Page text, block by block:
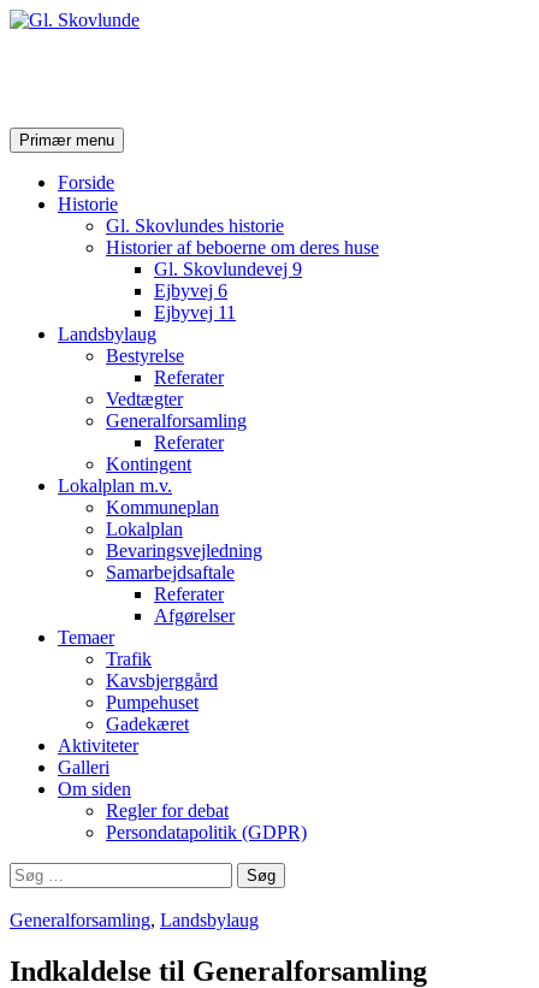
SøgPrimær menu Hop
til
Forside
Historie
Gl. Skovlundes historie
Historier af beboerne om deres huse
Gl. Skovlundevej 9
Ejbyvej 6
Ejbyvej 11
Landsbylaug
Bestyrelse
Referater
Vedtægter
Generalforsamling
Referater
Kontingent
Lokalplan m.v.
Kommuneplan
Lokalplan
Bevaringsvejledning
Samarbejdsaftale
Referater
Afgørelser
Temaer
Trafik
Kavsbjerggård
Pumpehuset
Gadekæret
Aktiviteter
Galleri
Om siden
Regler for debat
Persondatapolitik (GDPR)
Søg
efter:
Generalforsamling, Landsbylaug
Indkaldelse til Generalforsamling